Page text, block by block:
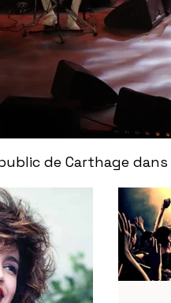
de Carthage